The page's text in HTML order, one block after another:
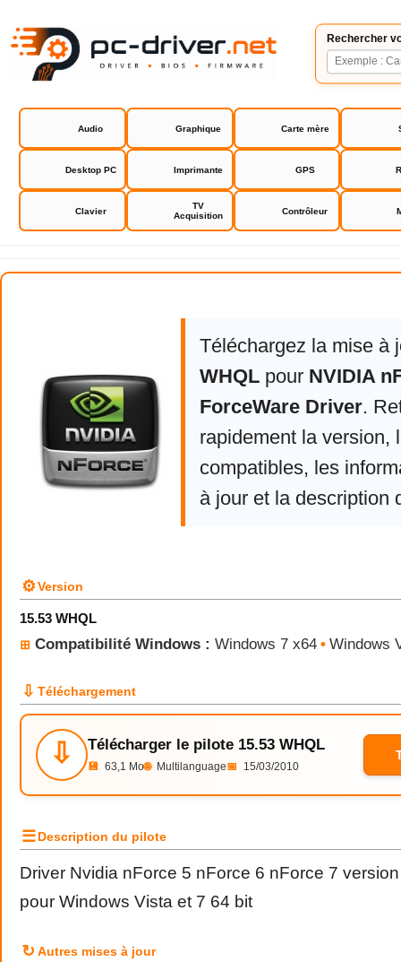
Rechercher
Audio Graphique Carte mère
Desktop PC Imprimante GPS
Clavier
TV
Acquisition
Contrôleur
NVIDIA nForce ForceWare Driver
Téléchargez la mise à
WHQL pour NVIDIA
ForceWare Driver.
rapidement la version,
compatibles, les
à jour et la description
⚙Version
15.53 WHQL
⊞ Compatibilité Windows : Windows 7 x64 • Windows
⇩ Téléchargement
⇩ Télécharger le pilote 15.53 WHQL
💾 63,1 Mo🌐 Multilanguage📅 15/03/2010
☰Description du pilote
Driver Nvidia nForce 5 nForce 6 nForce 7
pour Windows Vista et 7 64 bit
↻ Autres mises à jour